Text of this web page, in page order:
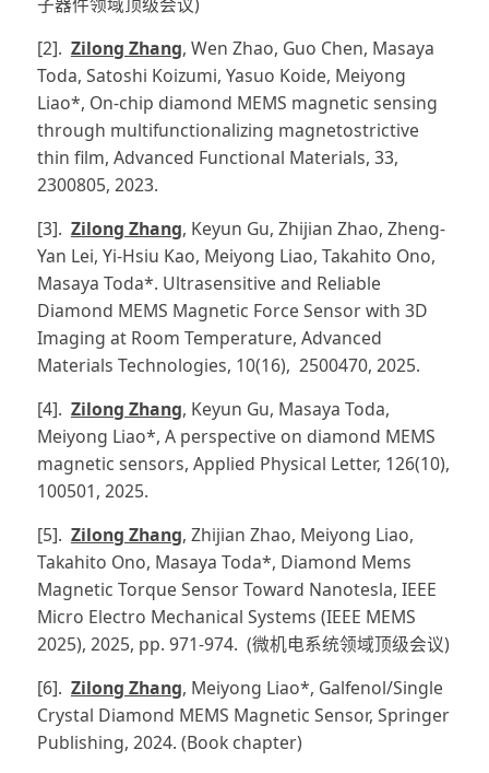
[2]. Zilong Zhang, Wen Zhao, Guo Chen, Masaya
Toda, Satoshi Koizumi, Yasuo Koide, Meiyong
Liao*, On-chip diamond MEMS magnetic sensing
through multifunctionalizing magnetostrictive
thin film, Advanced Functional Materials, 33,
2300805, 2023.
[3]. Zilong Zhang, Keyun Gu, Zhijian Zhao, Zheng-
Yan Lei, Yi-Hsiu Kao, Meiyong Liao, Takahito Ono,
Masaya Toda*. Ultrasensitive and Reliable
Diamond MEMS Magnetic Force Sensor with 3D
Imaging at Room Temperature, Advanced
Materials Technologies, 10(16), 2500470, 2025.
[4]. Zilong Zhang, Keyun Gu, Masaya Toda,
Meiyong Liao*, A perspective on diamond MEMS
magnetic sensors, Applied Physical Letter, 126(10),
100501, 2025.
[5]. Zilong Zhang, Zhijian Zhao, Meiyong Liao,
Takahito Ono, Masaya Toda*, Diamond Mems
Magnetic Torque Sensor Toward Nanotesla, IEEE
Micro Electro Mechanical Systems (IEEE MEMS
2025), 2025, pp. 971-974. (微机电系统领域顶级会议)
[6]. Zilong Zhang, Meiyong Liao*, Galfenol/Single
Crystal Diamond MEMS Magnetic Sensor, Springer
Publishing, 2024. (Book chapter)